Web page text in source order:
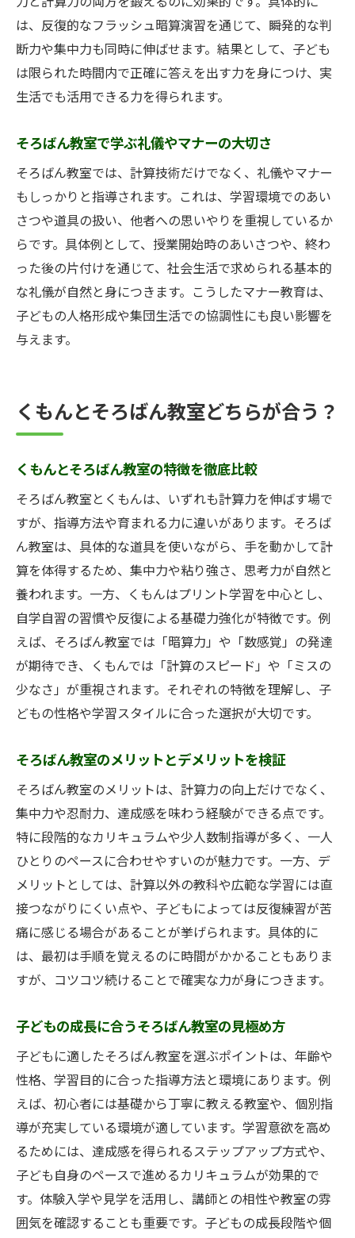
は、反復的なフラッシュ暗算演習を通じて、瞬発的な判
断力や集中力も同時に伸ばせます。結果として、子ども
は限られた時間内で正確に答えを出す力を身につけ、実
生活でも活用できる力を得られます。
そろばん教室で学ぶ礼儀やマナーの大切さ
そろばん教室では、計算技術だけでなく、礼儀やマナー
もしっかりと指導されます。これは、学習環境でのあい
さつや道具の扱い、他者への思いやりを重視しているか
らです。具体例として、授業開始時のあいさつや、終わ
った後の片付けを通じて、社会生活で求められる基本的
な礼儀が自然と身につきます。こうしたマナー教育は、
子どもの人格形成や集団生活での協調性にも良い影響を
与えます。
くもんとそろばん教室どちらが合う？
くもんとそろばん教室の特徴を徹底比較
そろばん教室とくもんは、いずれも計算力を伸ばす場で
すが、指導方法や育まれる力に違いがあります。そろば
ん教室は、具体的な道具を使いながら、手を動かして計
算を体得するため、集中力や粘り強さ、思考力が自然と
養われます。一方、くもんはプリント学習を中心とし、
自学自習の習慣や反復による基礎力強化が特徴です。例
えば、そろばん教室では「暗算力」や「数感覚」の発達
が期待でき、くもんでは「計算のスピード」や「ミスの
少なさ」が重視されます。それぞれの特徴を理解し、子
どもの性格や学習スタイルに合った選択が大切です。
そろばん教室のメリットとデメリットを検証
そろばん教室のメリットは、計算力の向上だけでなく、
集中力や忍耐力、達成感を味わう経験ができる点です。
特に段階的なカリキュラムや少人数制指導が多く、一人
ひとりのペースに合わせやすいのが魅力です。一方、デ
メリットとしては、計算以外の教科や広範な学習には直
接つながりにくい点や、子どもによっては反復練習が苦
痛に感じる場合があることが挙げられます。具体的に
は、最初は手順を覚えるのに時間がかかることもありま
すが、コツコツ続けることで確実な力が身につきます。
子どもの成長に合うそろばん教室の見極め方
子どもに適したそろばん教室を選ぶポイントは、年齢や
性格、学習目的に合った指導方法と環境にあります。例
えば、初心者には基礎から丁寧に教える教室や、個別指
導が充実している環境が適しています。学習意欲を高め
るためには、達成感を得られるステップアップ方式や、
子ども自身のペースで進めるカリキュラムが効果的で
す。体験入学や見学を活用し、講師との相性や教室の雰
囲気を確認することも重要です。子どもの成長段階や個